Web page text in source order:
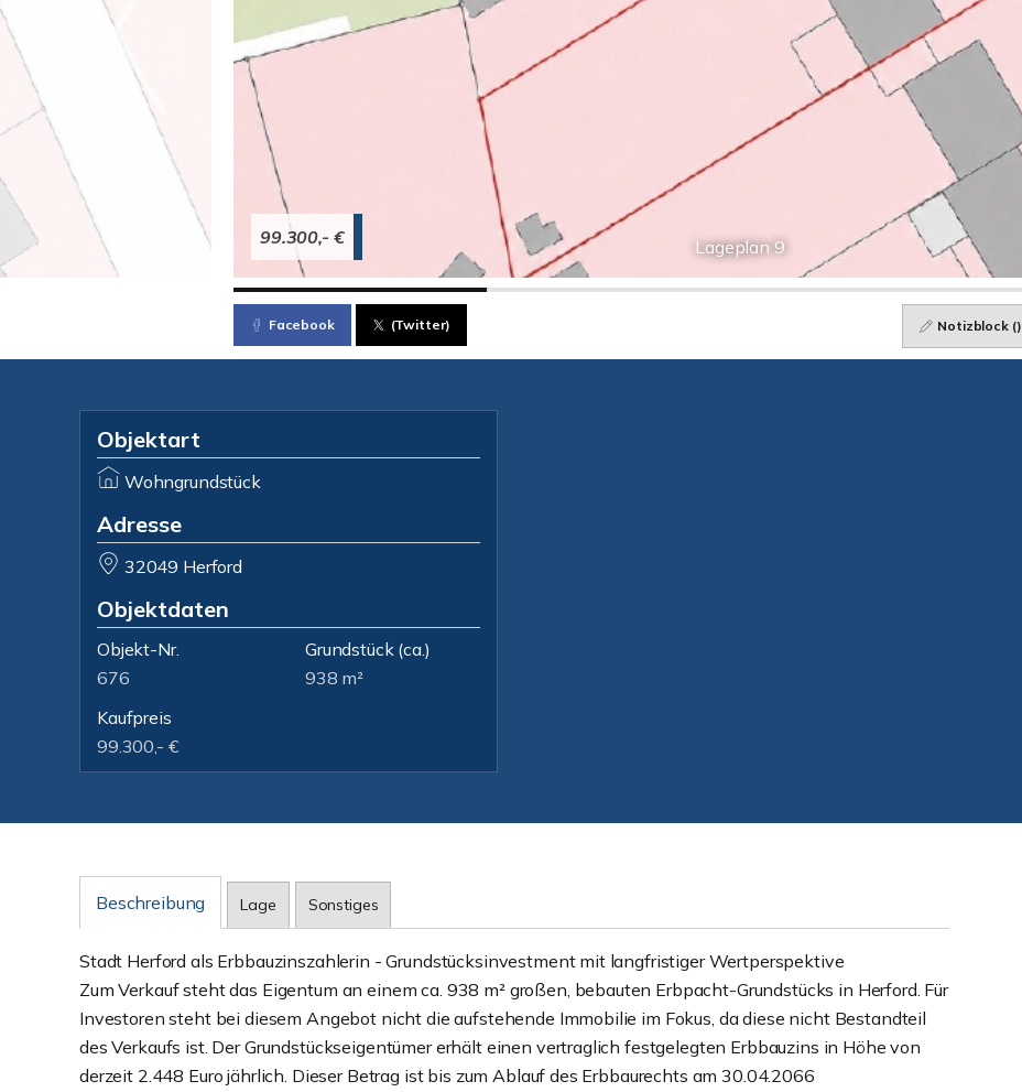
Lageplan 9
99.300,- €
Facebook (Twitter) Notizblock ()
Objektart
Wohngrundstück
Adresse
32049 Herford
Objektdaten
Objekt-Nr.
676
Grundstück(ca.)
938 m²
Kaufpreis
99.300,- €
Beschreibung Lage Sonstiges
Stadt Herford als Erbbauzinszahlerin - Grundstücksinvestment mit langfristiger Wertperspektive
Zum Verkauf steht das Eigentum an einem ca. 938 m² großen, bebauten Erbpacht-Grundstücks in Herford. Für
Investoren steht bei diesem Angebot nicht die aufstehende Immobilie im Fokus, da diese nicht Bestandteil
des Verkaufs ist. Der Grundstückseigentümer erhält einen vertraglich festgelegten Erbbauzins in Höhe von
derzeit 2.448 Euro jährlich. Dieser Betrag ist bis zum Ablauf des Erbbaurechts am 30.04.2066